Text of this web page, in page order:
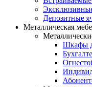
Депозитные
Металлическая
Шкафы